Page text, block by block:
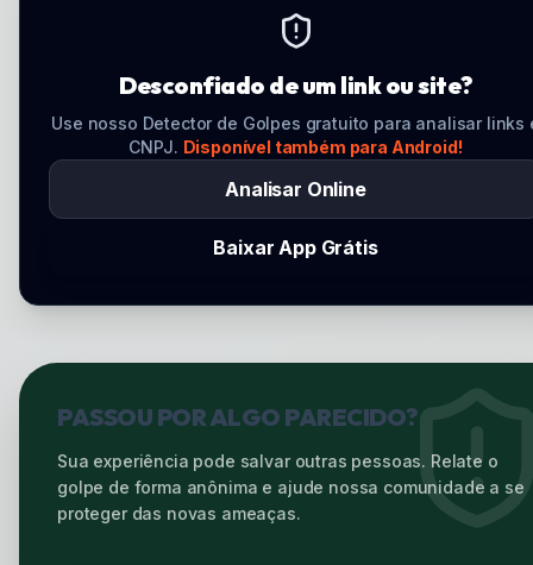
Desconfiado de um link ou site?
Use nosso Detector de Golpes gratuito para analisar links
CNPJ. Disponível também para Android!
Analisar Online
Baixar App Grátis
PASSOU POR ALGO PARECIDO?
Sua experiência pode salvar outras pessoas. Relate o
golpe de forma anônima e ajude nossa comunidade a se
proteger das novas ameaças.